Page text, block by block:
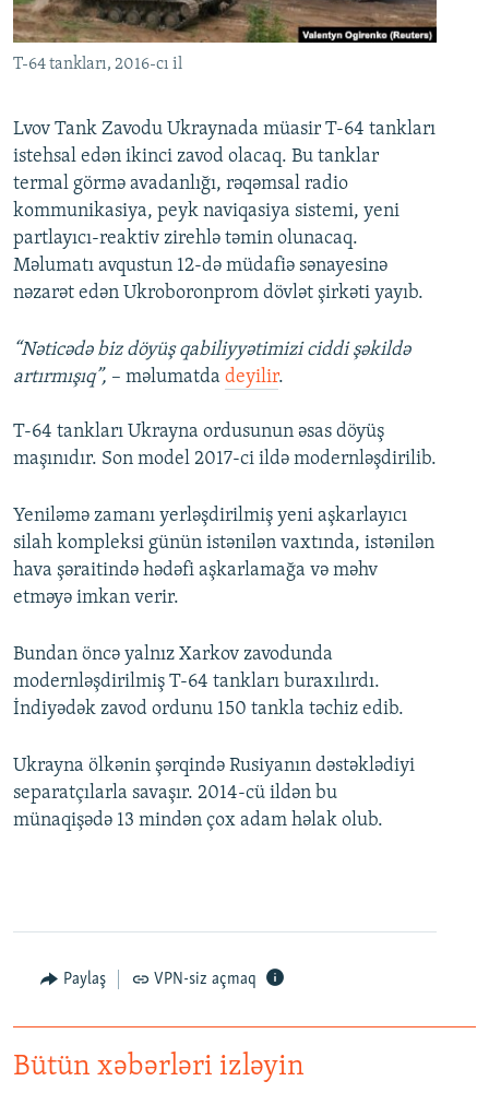
KARIKATURA
İSLAM VƏ DEMOKRATIYA
PEŞƏ ETIKASI VƏ JURNALISTIKA STANDARTLARIMIZ
BIZIMLƏ ƏLAQƏ
XƏBƏR BÜLLETENLƏRIMIZ
T-64 tankları, 2016-cı il
Lvov Tank Zavodu Ukraynada müasir T-64 tankları
istehsal edən ikinci zavod olacaq. Bu tanklar
termal görmə avadanlığı, rəqəmsal radio
kommunikasiya, peyk naviqasiya sistemi, yeni
partlayıcı-reaktiv zirehlə təmin olunacaq.
Məlumatı avqustun 12-də müdafiə sənayesinə
nəzarət edən Ukroboronprom dövlət şirkəti yayıb.
“Nəticədə biz döyüş qabiliyyətimizi ciddi şəkildə
artırmışıq”, – məlumatda deyilir.
T-64 tankları Ukrayna ordusunun əsas döyüş
maşınıdır. Son model 2017-ci ildə modernləşdirilib.
Yeniləmə zamanı yerləşdirilmiş yeni aşkarlayıcı
silah kompleksi günün istənilən vaxtında, istənilən
hava şəraitində hədəfi aşkarlamağa və məhv
etməyə imkan verir.
Bundan öncə yalnız Xarkov zavodunda
modernləşdirilmiş T-64 tankları buraxılırdı.
İndiyədək zavod ordunu 150 tankla təchiz edib.
Ukrayna ölkənin şərqində Rusiyanın dəstəklədiyi
separatçılarla savaşır. 2014-cü ildən bu
münaqişədə 13 mindən çox adam həlak olub.
Paylaş VPN-siz açmaq
Bütün xəbərləri izləyin